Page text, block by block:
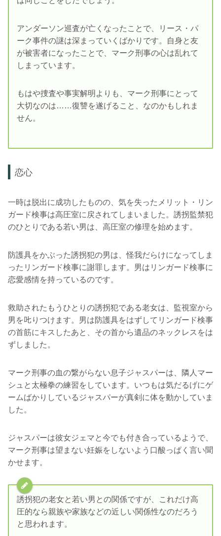
アンダーソン巡査が亡くなったことで、リース・パ
ーク事件の謎は深まっていくばかりです。自身と友
が被害者になったことで、マーク刑事の心は乱れて
しまっています。
もはや捜査や事実解明よりも、マーク刑事にとって
大切なのは……復讐を遂げること、なのかもしれま
せん。
恋心
一時は脱出に成功したものの、気を失ったメリット・リン
ガード検事は高圧室に戻されてしまいました。誘拐監禁犯
のひとりである若い男は、高圧室の修理を始めます。
防護具をかぶった誘拐犯の男は、怪我だらけになってしま
ったリンガード検事に謝罪します。男はリンガード検事に
恋愛感情を持っているのです。
救助されたもうひとりの誘拐犯である老女は、監視室から
男を𠮟りつけます。男は防護具をはずしてリンガード検事
の首筋にキスしたあと、その首から遺品のネックレスをは
ずしました。
マーク刑事の血の繋がらない息子ジャスパーは、隣人マー
シュと太極拳の練習をしています。いつもは気だるげにゲ
ームばかりしているジャスパーが真剣に体を動かしていま
した。
ジャスパーは彼女ジェマと今でも付き合っているようで、
マーク刑事は望まない妊娠をしないよう口酸っぱく言い聞
かせます。
誘拐犯の老女と若い男との関係ですが、これだけ高
圧的なら親族や家族などの近しい関係性なのだろう
と思われます。